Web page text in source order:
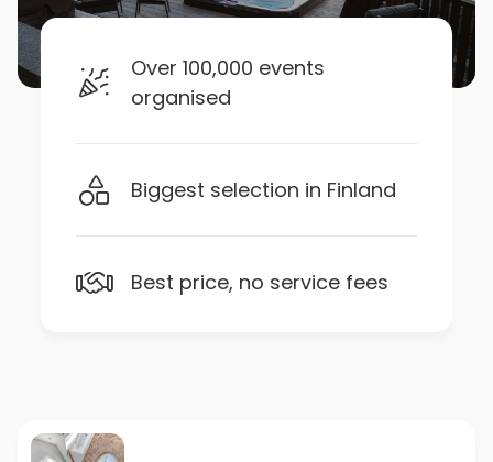
Over 100,000 events
organised
Biggest selection in Finland
Best price, no service fees